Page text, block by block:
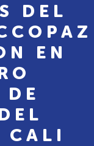
DEL
EN
CALI